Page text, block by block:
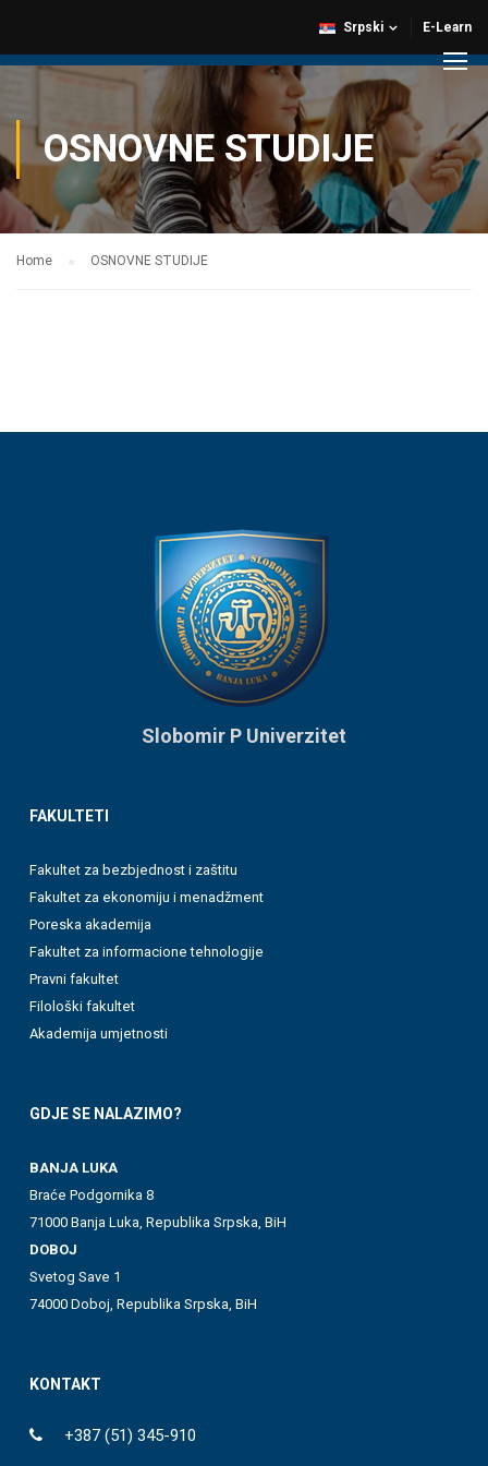
E-Learn
Srpski
OSNOVNE STUDIJE
Home OSNOVNE STUDIJE
Slobomir P Univerzitet
FAKULTETI
Fakultet za bezbjednost i zaštitu
Fakultet za ekonomiju i menadžment
Poreska akademija
Fakultet za informacione tehnologije
Pravni fakultet
Filološki fakultet
Akademija umjetnosti
GDJE SE NALAZIMO?
BANJA LUKA
Braće Podgornika 8
71000 Banja Luka, Republika Srpska, BiH
DOBOJ
Svetog Save 1
74000 Doboj, Republika Srpska, BiH
KONTAKT
+387 (51) 345-910